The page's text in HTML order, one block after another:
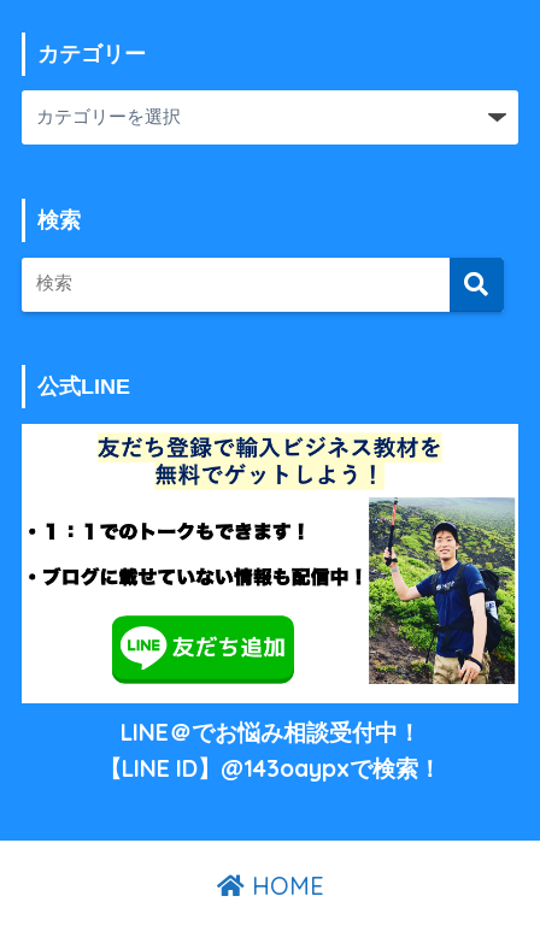
カテゴリー
検索
公式LINE
LINE＠でお悩み相談受付中！
【LINE ID】@143oaypxで検索！
HOME